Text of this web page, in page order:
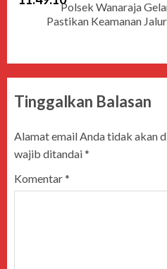
Polsek Wanaraja
Pastikan Keamanan
Tinggalkan Balasan
Alamat email Anda tidak akan
wajib ditandai*
Komentar*